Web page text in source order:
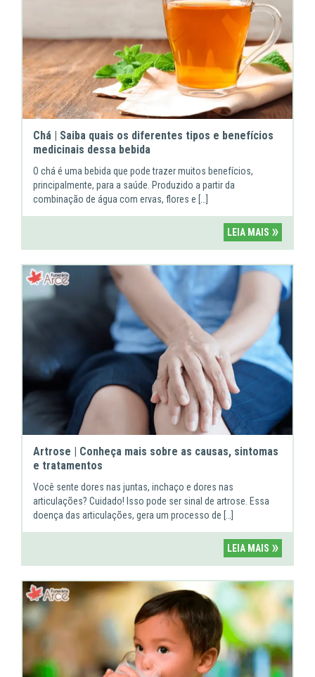
Chá | Saiba quais os diferentes tipos e benefícios
medicinais dessa bebida
O chá é uma bebida que pode trazer muitos benefícios,
principalmente, para a saúde. Produzido a partir da
combinação de água com ervas, flores e […]
LEIA MAIS »
Artrose | Conheça mais sobre as causas, sintomas
e tratamentos
Você sente dores nas juntas, inchaço e dores nas
articulações? Cuidado! Isso pode ser sinal de artrose. Essa
doença das articulações, gera um processo de […]
LEIA MAIS »